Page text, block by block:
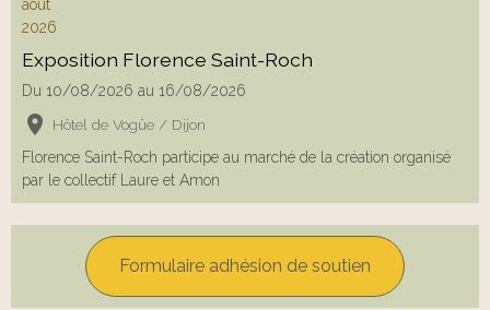
Exposition Florence Saint-Roch
Du 10/08/2026 au 16/08/2026
Hôtel de Vogüe / Dijon
Florence Saint-Roch participe au marché de la création organisé
par le collectif Laure et Amon
Formulaire adhésion de soutien